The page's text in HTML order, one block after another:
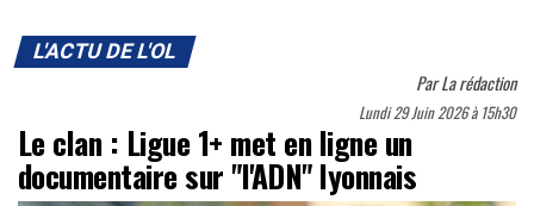
L'ACTU DE L'OL
ParLa rédaction
Lundi 29 Juin 2026 à 15h30
Le clan : Ligue 1+ met en ligne un
documentaire sur "l'ADN" lyonnais